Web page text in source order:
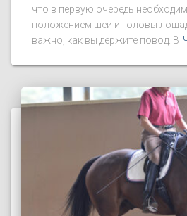
что в первую очередь
положением шеи и головы
важно, как вы держите повод. В